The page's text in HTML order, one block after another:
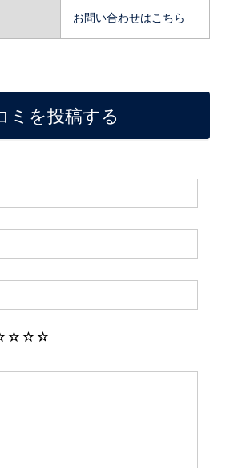
お問い合わせはこちら
ミを投稿する